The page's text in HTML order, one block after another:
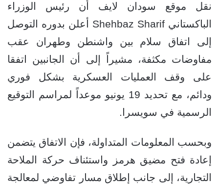
نقل موقع سودان لايف أن رئيس الوزراء
الباكستاني Shehbaz Sharif أعلن بدوره التوصل
إلى اتفاق سلام بين واشنطن وطهران عقب
مفاوضات مكثفة، مشيراً إلى أن الجانبين اتفقا
على وقف العمليات العسكرية بشكل فوري
ودائم، مع تحديد 19 يونيو موعداً لمراسم التوقيع
الرسمية في سويسرا.
وبحسب المعلومات المتداولة، فإن الاتفاق يتضمن
إعادة فتح مضيق هرمز واستئناف حركة الملاحة
التجارية، إلى جانب إطلاق مسار تفاوضي لمعالجة